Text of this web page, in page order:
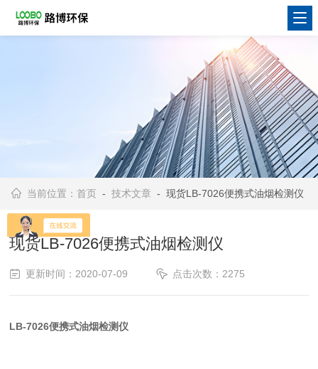
当前位置：首页 -技术文章 - 现货LB-7026便携式油烟检测仪
现货LB-7026便携式油烟检测仪
更新时间：2020-07-09 点击次数：2275
LB-7026便携式油烟检测仪